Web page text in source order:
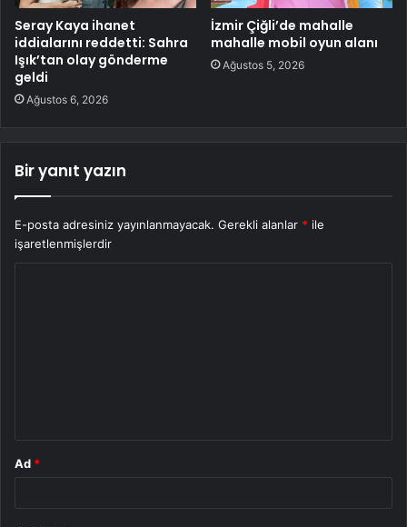
Seray Kaya ihanet
iddialarını reddetti: Sahra
Işık’tan olay gönderme
geldi
Ağustos 6, 2026
İzmir Çiğli’de mahalle
mahalle mobil oyun alanı
Ağustos 5, 2026
Bir yanıt yazın
E-posta adresiniz yayınlanmayacak. Gerekli alanlar * ile
işaretlenmişlerdir
Ad *